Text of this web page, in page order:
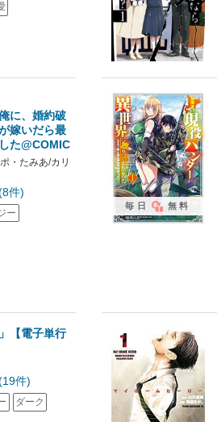
に、婚約破
嫁いだら最
た@COMIC
・たみあ/カリ
件)
ー
毎日 無料
【電子単行
件)
ダーク